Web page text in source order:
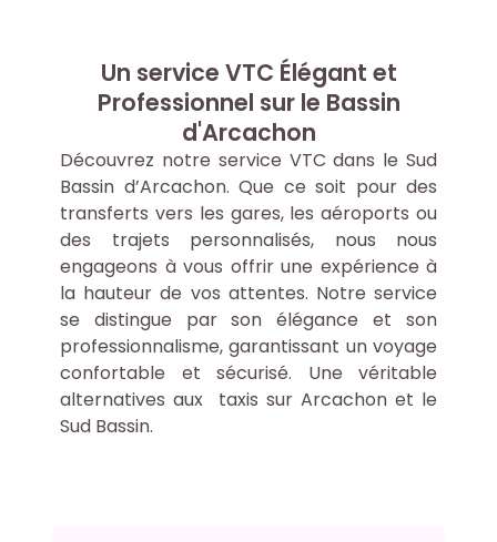
Un service VTC Élégant et
Professionnel sur le Bassin
d'Arcachon
Découvrez notre service VTC dans le Sud
Bassin d’Arcachon. Que ce soit pour des
transferts vers les gares, les aéroports ou
des trajets personnalisés, nous nous
engageons à vous offrir une expérience à
la hauteur de vos attentes. Notre service
se distingue par son élégance et son
professionnalisme, garantissant un voyage
confortable et sécurisé. Une véritable
alternatives aux taxis sur Arcachon et le
Sud Bassin.